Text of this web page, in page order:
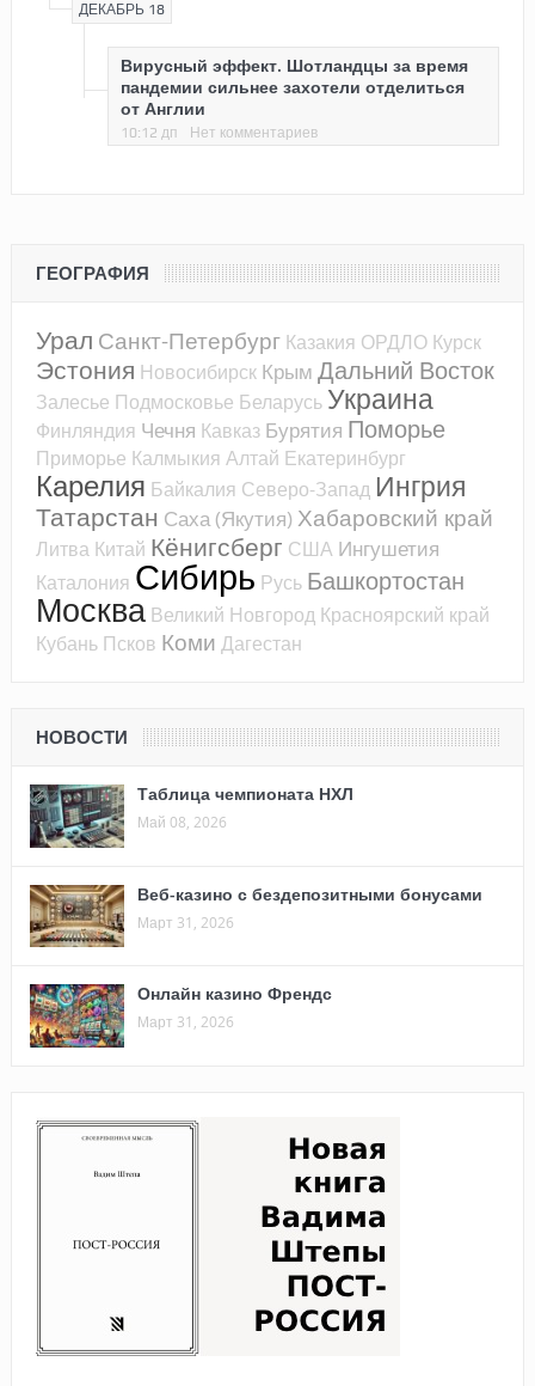
ДЕКАБРЬ 18
Вирусный эффект. Шотландцы за время
пандемии сильнее захотели отделиться
от Англии
10:12 дп Нет комментариев
ГЕОГРАФИЯ
Урал Санкт-Петербург Казакия ОРДЛО Курск
Эстония Новосибирск Крым Дальний Восток
Залесье Подмосковье Беларусь Украина
Финляндия Чечня Кавказ Бурятия Поморье
Приморье Калмыкия Алтай Екатеринбург
Карелия Байкалия Северо-Запад Ингрия
Татарстан Саха (Якутия) Хабаровский край
Литва Китай Кёнигсберг США Ингушетия
Каталония Сибирь Русь Башкортостан
Москва Великий Новгород Красноярский край
Кубань Псков Коми Дагестан
НОВОСТИ
Таблица чемпионата НХЛ
Май 08, 2026
Веб-казино с бездепозитными бонусами
Март 31, 2026
Онлайн казино Френдс
Март 31, 2026